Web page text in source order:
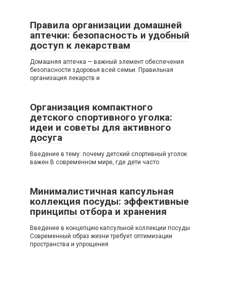
Правила организации домашней
аптечки: безопасность и удобный
доступ к лекарствам
Домашняя аптечка — важный элемент обеспечения
безопасности здоровья всей семьи. Правильная
организация лекарств и
Организация компактного
детского спортивного уголка:
идеи и советы для активного
досуга
Введение в тему: почему детский спортивный уголок
важен В современном мире, где дети часто
Минималистичная капсульная
коллекция посуды: эффективные
принципы отбора и хранения
Введение в концепцию капсульной коллекции посуды
Современный образ жизни требует оптимизации
пространства и упрощения